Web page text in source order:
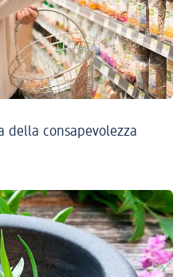
della consapevolezza